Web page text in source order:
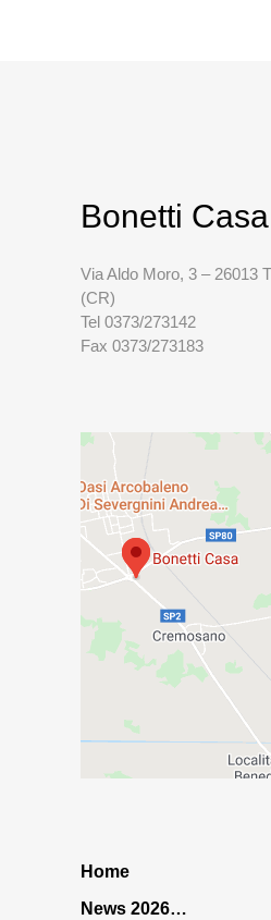
Bonetti Casa
Via Aldo Moro, 3 – 26013
(CR)
Tel 0373/273142
Fax 0373/273183
Home
News 2026…